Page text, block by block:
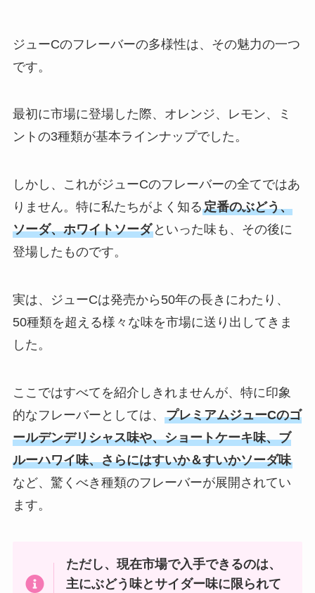
で売ってる？コストコで買える？
値段はいくら？？
ミスカル カルディで販売してる？
業務スーパーで買える？どこで売
ってる？
ジューCのフレーバーの多様性は、その魅力の一つ
です。
最初に市場に登場した際、オレンジ、レモン、ミ
ントの3種類が基本ラインナップでした。
しかし、これがジューCのフレーバーの全てではあ
りません。特に私たちがよく知る定番のぶどう、
ソーダ、ホワイトソーダといった味も、その後に
登場したものです。
実は、ジューCは発売から50年の長きにわたり、
50種類を超える様々な味を市場に送り出してきま
した。
ここではすべてを紹介しきれませんが、特に印象
的なフレーバーとしては、 プレミアムジューCのゴ
ールデンデリシャス味や、ショートケーキ味、ブ
ルーハワイ味、さらにはすいか＆すいかソーダ味
など、驚くべき種類のフレーバーが展開されてい
ます。
ただし、現在市場で入手できるのは、
主にぶどう味とサイダー味に限られて